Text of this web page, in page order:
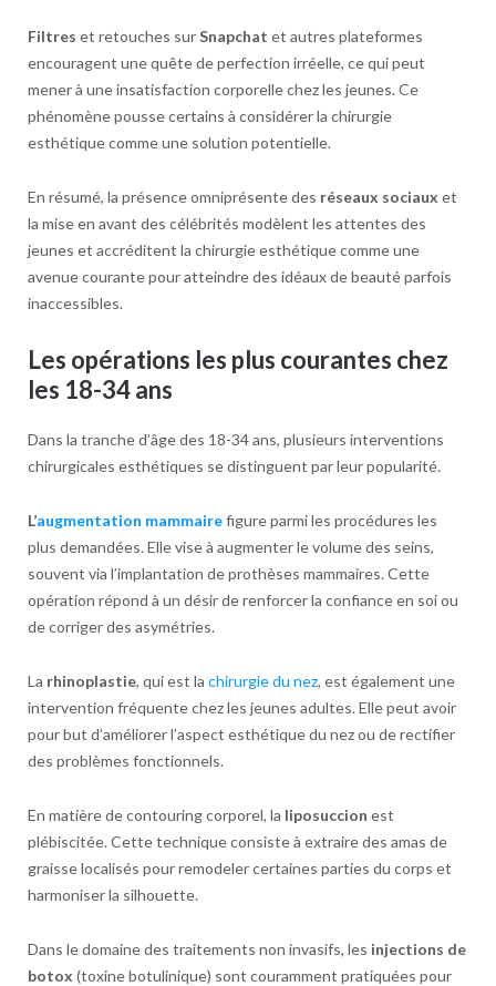
Filtres et retouches surSnapchat et autres plateformes
encouragent une quête de perfection irréelle, ce qui peut
mener à une insatisfaction corporelle chez les jeunes. Ce
phénomène pousse certains à considérer la chirurgie
esthétique comme une solution potentielle.
En résumé, la présence omniprésente des réseaux sociaux et
la mise en avant des célébrités modèlent les attentes des
jeunes et accréditent la chirurgie esthétique comme une
avenue courante pour atteindre des idéaux de beauté parfois
inaccessibles.
Les opérations les plus courantes chez
les 18-34 ans
Dans la tranche d’âge des 18-34 ans, plusieurs interventions
chirurgicales esthétiques se distinguent par leur popularité.
L’augmentation mammairefigure parmi les procédures les
plus demandées. Elle vise à augmenter le volume des seins,
souvent via l’implantation de prothèses mammaires. Cette
opération répond à un désir de renforcer la confiance en soi ou
de corriger des asymétries.
La rhinoplastie, qui est la chirurgie du nez, est également une
intervention fréquente chez les jeunes adultes. Elle peut avoir
pour but d’améliorer l’aspect esthétique du nez ou de rectifier
des problèmes fonctionnels.
En matière de contouring corporel, la liposuccion est
plébiscitée. Cette technique consiste à extraire des amas de
graisse localisés pour remodeler certaines parties du corps et
harmoniser la silhouette.
Dans le domaine des traitements non invasifs, les injections de
botox (toxine botulinique) sont couramment pratiquées pour